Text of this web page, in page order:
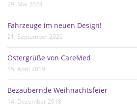
29. Mai 2024
Fahrzeuge im neuen Design!
21. September 2020
Ostergrüße von CareMed
15. April 2019
Bezaubernde Weihnachtsfeier
14. Dezember 2018